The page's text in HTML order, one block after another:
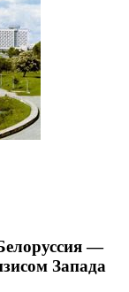
—
Запада